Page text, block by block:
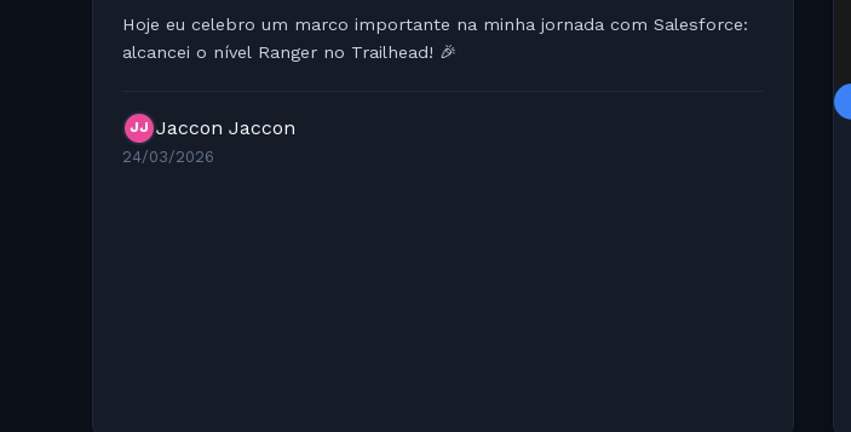
Hoje eu celebro um marco importante na minha jornada com Salesforce:
alcancei o nível Ranger no Trailhead! 🎉
JJ Jaccon Jaccon
24/03/2026